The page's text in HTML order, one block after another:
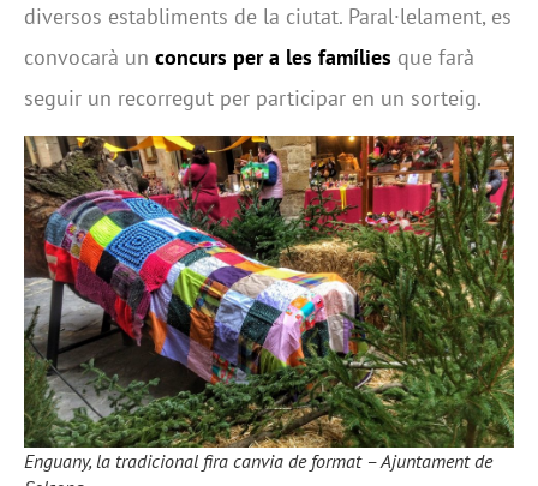
diversos establiments de la ciutat. Paral·lelament, es
convocarà un concurs per a les famílies que farà
seguir un recorregut per participar en un sorteig.
Enguany, la tradicional fira canvia de format – Ajuntament de